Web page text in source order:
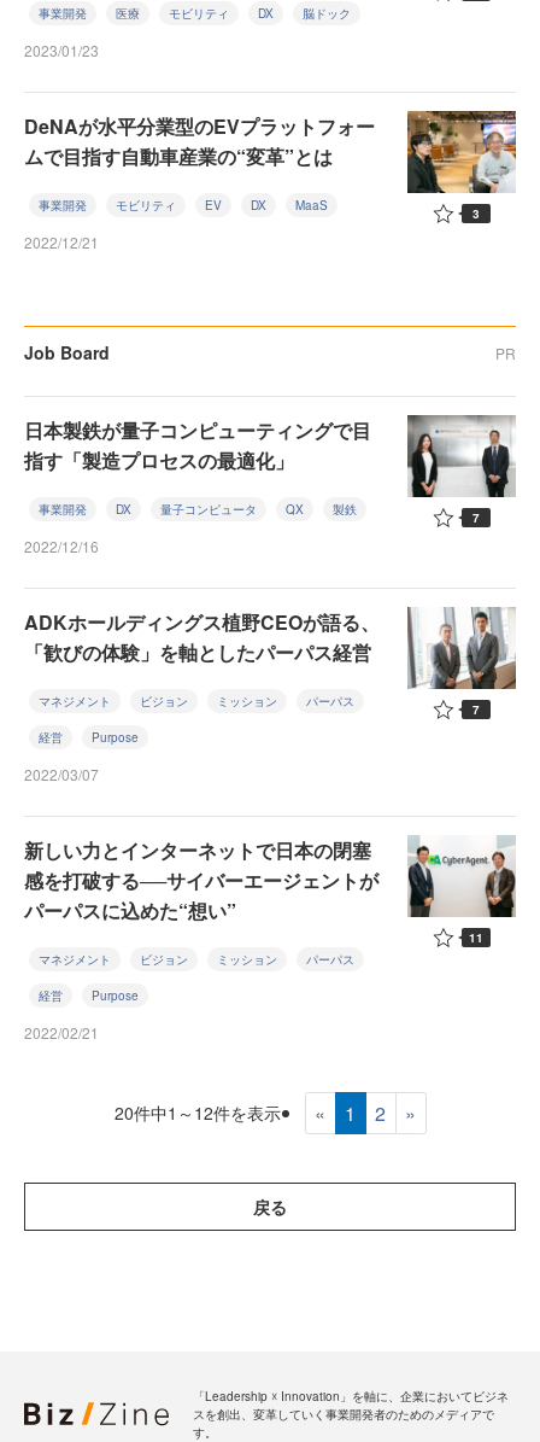
事業開発 医療 モビリティ DX 脳ドック
2023/01/23
DeNAが水平分業型のEVプラットフォー
ムで目指す自動車産業の“変革”とは
事業開発 モビリティ EV DX MaaS
2022/12/21
3
Job Board PR
日本製鉄が量子コンピューティングで目
指す「製造プロセスの最適化」
事業開発 DX 量子コンピュータ QX 製鉄
2022/12/16
7
ADKホールディングス植野CEOが語る、
「歓びの体験」を軸としたパーパス経営
マネジメント ビジョン ミッション パーパス
経営 Purpose
2022/03/07
7
新しい力とインターネットで日本の閉塞
感を打破する──サイバーエージェントが
パーパスに込めた“想い”
マネジメント ビジョン ミッション パーパス
経営 Purpose
2022/02/21
11
20件中1～12件を表示 « 1 2 »
戻る
「Leadership ☓ Innovation」を軸に、企業においてビジネ
スを創出、変革していく事業開発者のためのメディアで
す。